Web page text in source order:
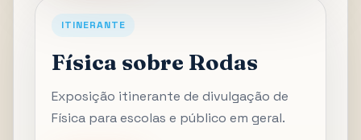
ITINERANTE
Física sobre Rodas
Exposição itinerante de divulgação de
Física para escolas e público em geral.